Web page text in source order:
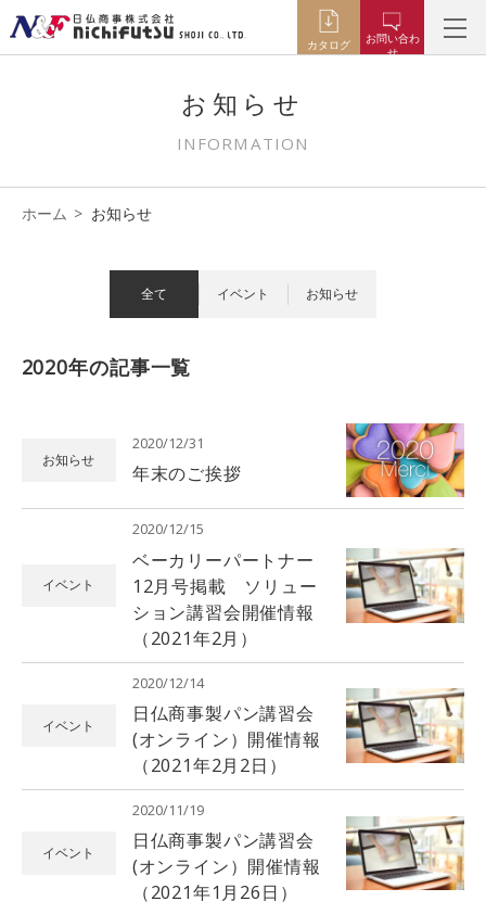
カタログ
お問い合わ
せ
お知らせ
INFORMATION
ホーム お知らせ
全て イベント お知らせ
2020年の記事一覧
お知らせ
2020/12/31
年末のご挨拶
イベント
2020/12/15
ベーカリーパートナー
12月号掲載 ソリュー
ション講習会開催情報
（2021年2月）
イベント
2020/12/14
日仏商事製パン講習会
(オンライン）開催情報
（2021年2月2日）
イベント
2020/11/19
日仏商事製パン講習会
(オンライン）開催情報
（2021年1月26日）